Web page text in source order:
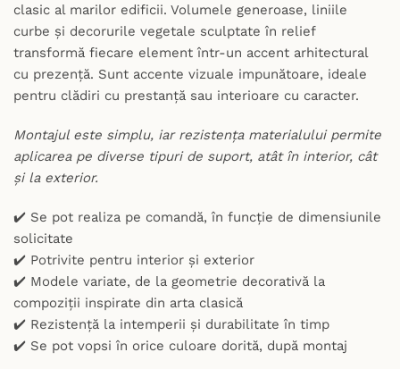
clasic al marilor edificii. Volumele generoase, liniile
curbe și decorurile vegetale sculptate în relief
transformă fiecare element într-un accent arhitectural
cu prezență. Sunt accente vizuale impunătoare, ideale
pentru clădiri cu prestanță sau interioare cu caracter.
Montajul este simplu, iar rezistența materialului permite
aplicarea pe diverse tipuri de suport, atât în interior, cât
și la exterior.
✔️ Se pot realiza pe comandă, în funcție de dimensiunile
solicitate
✔️ Potrivite pentru interior și exterior
✔️ Modele variate, de la geometrie decorativă la
compoziții inspirate din arta clasică
✔️ Rezistență la intemperii și durabilitate în timp
✔️ Se pot vopsi în orice culoare dorită, după montaj